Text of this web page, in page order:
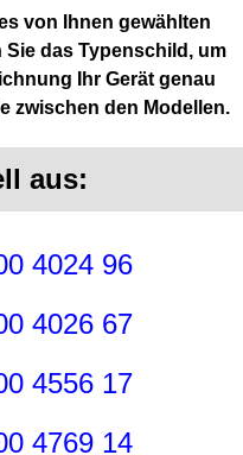
von Ihnen gewählten
das Typenschild, um
Ihr Gerät genau
zwischen den Modellen.
aus:
4024 96
4026 67
4556 17
4769 14